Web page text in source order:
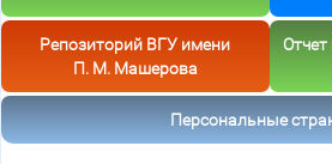
Репозиторий ВГУ имени
П. М. Машерова
Отчет
Персональные